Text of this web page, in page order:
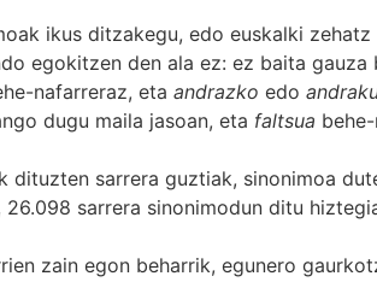
ikus ditzakegu, edo euskalki
egokitzen den ala ez: ez baita
nafarreraz, eta andrazko edo
dugu maila jasoan, eta faltsua
sarrera guztiak, sinonimoa
sarrera sinonimodun ditu
zain egon beharrik, egunero